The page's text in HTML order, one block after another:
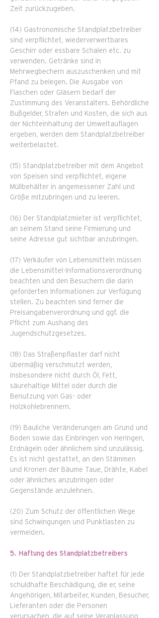
Zeit zurückzugeben.
(14) Gastronomische Standplatzbetreiber
sind verpflichtet, wiederverwertbares
Geschirr oder essbare Schalen etc. zu
verwenden. Getränke sind in
Mehrwegbechern auszuschenken und mit
Pfand zu belegen. Die Ausgabe von
Flaschen oder Gläsern bedarf der
Zustimmung des Veranstalters. Behördliche
Bußgelder, Strafen und Kosten, die sich aus
der Nichteinhaltung der Umweltauflagen
ergeben, werden dem Standplatzbetreiber
weiterbelastet.
(15) Standplatzbetreiber mit dem Angebot
von Speisen sind verpflichtet, eigene
Müllbehälter in angemessener Zahl und
Größe mitzubringen und zu leeren.
(16) Der Standplatzmieter ist verpflichtet,
an seinem Stand seine Firmierung und
seine Adresse gut sichtbar anzubringen.
(17) Verkäufer von Lebensmitteln müssen
die Lebensmittel-Informationsverordnung
beachten und den Besuchern die darin
geforderten Informationen zur Verfügung
stellen. Zu beachten sind ferner die
Preisangabenverordnung und ggf. die
Pflicht zum Aushang des
Jugendschutzgesetzes.
(18) Das Straßenpflaster darf nicht
übermäßig verschmutzt werden,
insbesondere nicht durch Öl, Fett,
säurehaltige Mittel oder durch die
Benutzung von Gas- oder
Holzkohlebrennern.
(19) Bauliche Veränderungen am Grund und
Boden sowie das Einbringen von Heringen,
Erdnägeln oder ähnlichem sind unzulässig.
Es ist nicht gestattet, an den Stämmen
und Kronen der Bäume Taue, Drähte, Kabel
oder ähnliches anzubringen oder
Gegenstände anzulehnen.
(20) Zum Schutz der öffentlichen Wege
sind Schwingungen und Punktlasten zu
vermeiden.
5. Haftung des Standplatzbetreibers
(1) Der Standplatzbetreiber haftet für jede
schuldhafte Beschädigung, die er, seine
Angehörigen, Mitarbeiter, Kunden, Besucher,
Lieferanten oder die Personen
verursachen, die auf seine Veranlassung